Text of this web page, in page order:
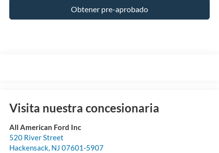
Obtener pre-aprobado
Visita nuestra concesionaria
All American Ford Inc
520 River Street
Hackensack, NJ 07601-5907